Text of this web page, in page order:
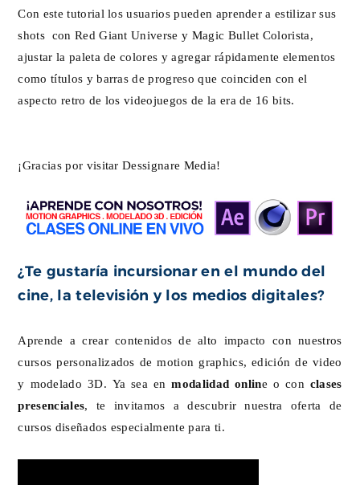
Con este tutorial los usuarios pueden aprender a estilizar sus
shots con Red Giant Universe y Magic Bullet Colorista,
ajustar la paleta de colores y agregar rápidamente elementos
como títulos y barras de progreso que coinciden con el
aspecto retro de los videojuegos de la era de 16 bits.
¡Gracias por visitar Dessignare Media!
¿Te gustaría incursionar en el mundo del
cine, la televisión y los medios digitales?
Aprende a crear contenidos de alto impacto con nuestros
cursos personalizados de motion graphics, edición de video
y modelado 3D. Ya sea en modalidad online o con clases
presenciales , te invitamos a descubrir nuestra oferta de
cursos diseñados especialmente para ti.